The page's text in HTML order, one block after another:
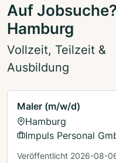
Auf
Hamburg
Vollzeit, Teilzeit &
Ausbildung
Maler (m/w/d)
Hamburg
Impuls Personal
Veröffentlicht 2026-08-